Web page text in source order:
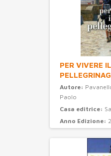
PER VIVERE IL
Autore:
Paolo
Casa editrice:
Anno Edizione: